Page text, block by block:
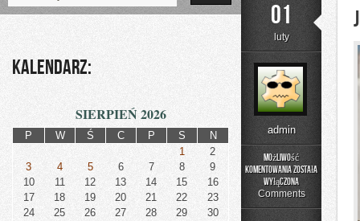
01
luty
admin
Możliwość
komentowania
Judaizm
została
wyłączona
Comments
Kalendarz:
SIERPIEŃ 2026
P W Ś C P S
N
1
2
3
4 5 6 7 8
9
10
11 12 13 14 15
16
17
18 19 20 21 22
23
24
25 26 27 28 29
30